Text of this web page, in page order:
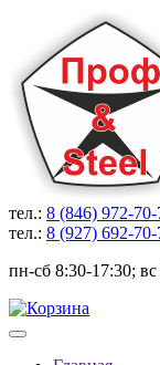
тел.: 8 (846) 972-70-
тел.: 8 (927) 692-70-
пн-сб 8:30-17:30;